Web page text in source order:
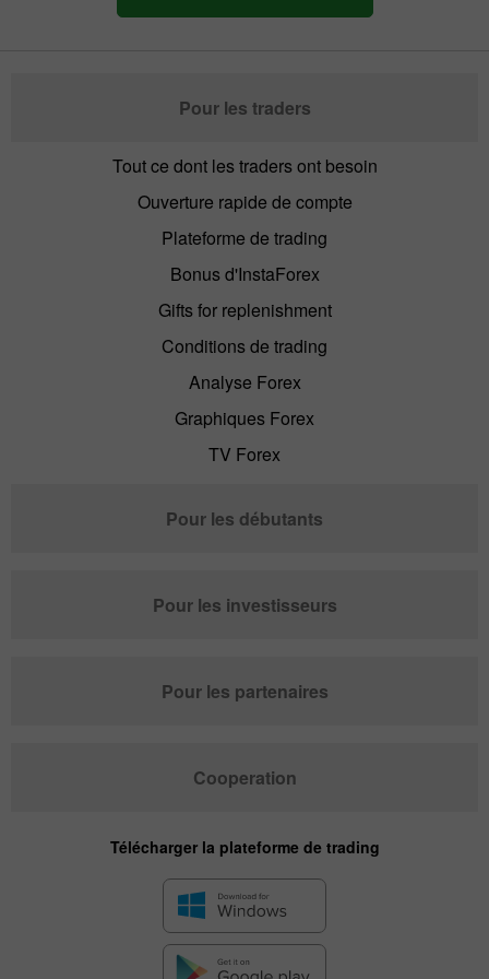
Pour les traders
Tout ce dont les traders ont besoin
Ouverture rapide de compte
Plateforme de trading
Bonus d'InstaForex
Gifts for replenishment
Conditions de trading
Analyse Forex
Graphiques Forex
TV Forex
Pour les débutants
Pour les investisseurs
Pour les partenaires
Cooperation
Télécharger la plateforme de trading